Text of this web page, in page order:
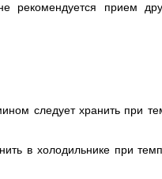
прием
следует хранить при
в холодильнике при